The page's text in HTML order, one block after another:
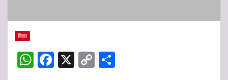
बिहार
W F
X
C